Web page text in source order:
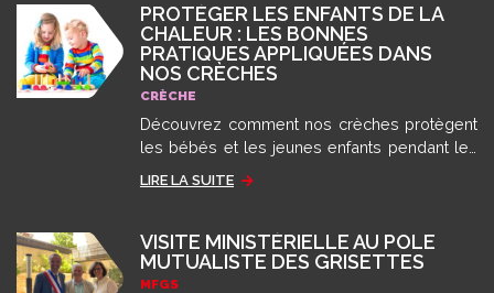
PROTÉGER LES ENFANTS DE LA
CHALEUR : LES BONNES
PRATIQUES APPLIQUÉES DANS
NOS CRÈCHES
CRÈCHE
Découvrez comment nos crèches protègent
les bébés et les jeunes enfants pendant les
grâce aux recommandations des autorités
LIRE LA SUITE
VISITE MINISTÉRIELLE AU PÔLE
MUTUALISTE DES GRISETTES
MFGS